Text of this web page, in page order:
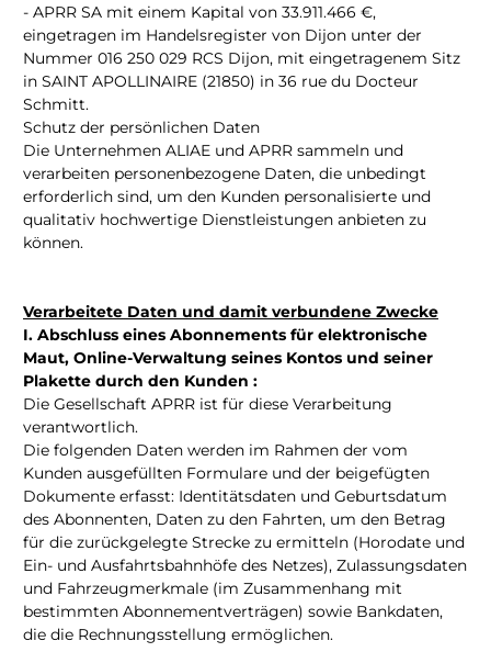
- APRR SA mit einem Kapital von 33.911.466 €,
eingetragen im Handelsregister von Dijon unter der
Nummer 016 250 029 RCS Dijon, mit eingetragenem Sitz
in SAINT APOLLINAIRE (21850) in 36 rue du Docteur
Schmitt.
Schutz der persönlichen Daten
Die Unternehmen ALIAE und APRR sammeln und
verarbeiten personenbezogene Daten, die unbedingt
erforderlich sind, um den Kunden personalisierte und
qualitativ hochwertige Dienstleistungen anbieten zu
können.
Verarbeitete Daten und damit verbundene Zwecke
I. Abschluss eines Abonnements für elektronische
Maut, Online-Verwaltung seines Kontos und seiner
Plakette durch den Kunden :
Die Gesellschaft APRR ist für diese Verarbeitung
verantwortlich.
Die folgenden Daten werden im Rahmen der vom
Kunden ausgefüllten Formulare und der beigefügten
Dokumente erfasst: Identitätsdaten und Geburtsdatum
des Abonnenten, Daten zu den Fahrten, um den Betrag
für die zurückgelegte Strecke zu ermitteln (Horodate und
Ein- und Ausfahrtsbahnhöfe des Netzes), Zulassungsdaten
und Fahrzeugmerkmale (im Zusammenhang mit
bestimmten Abonnementverträgen) sowie Bankdaten,
die die Rechnungsstellung ermöglichen.